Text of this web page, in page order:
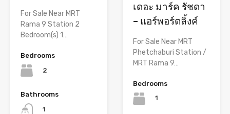
For Sale Near MRT
Rama 9 Station 2
Bedroom(s) 1…
Bedrooms
2
Bathrooms
1
เดอะ มาร์ค รัชดา
– แอร์พอร์ตลิ้งค์
For Sale Near MRT
Phetchaburi Station /
MRT Rama 9…
Bedrooms
1